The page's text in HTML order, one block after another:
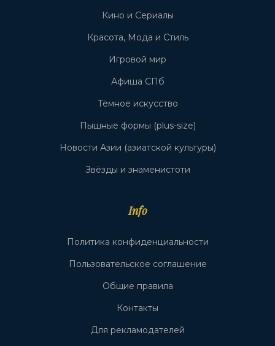
Кино и Сериалы
Красота, Мода и Стиль
Игровой мир
Афиша СПб
Тёмное искусство
Пышные формы (plus-size)
Новости Азии (азиатской культуры)
Звёзды и знаменистоти
Info
Политика конфиденциальности
Пользовательское соглашение
Общие правила
Контакты
Для рекламодателей